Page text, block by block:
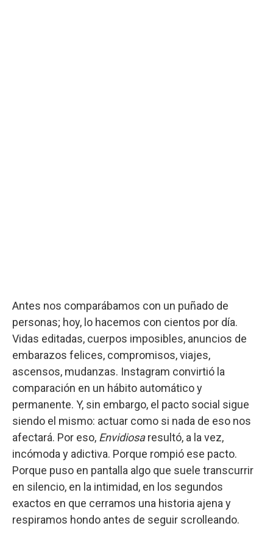
Antes nos comparábamos con un puñado de
personas; hoy, lo hacemos con cientos por día.
Vidas editadas, cuerpos imposibles, anuncios de
embarazos felices, compromisos, viajes,
ascensos, mudanzas. Instagram convirtió la
comparación en un hábito automático y
permanente. Y, sin embargo, el pacto social sigue
siendo el mismo: actuar como si nada de eso nos
afectará. Por eso, Envidiosaresultó, a la vez,
incómoda y adictiva. Porque rompió ese pacto.
Porque puso en pantalla algo que suele transcurrir
en silencio, en la intimidad, en los segundos
exactos en que cerramos una historia ajena y
respiramos hondo antes de seguir scrolleando.